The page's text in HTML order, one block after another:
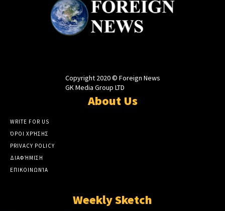
Copyright 2020 © Foreign News
GK Media Group LTD
About Us
WRITE FOR US
ΌΡΟΙ ΧΡΉΣΗΣ
PRIVACY POLICY
ΔΙΑΦΉΜΙΣΗ
ΕΠΙΚΟΙΝΩΝΊΑ
Weekly Sketch